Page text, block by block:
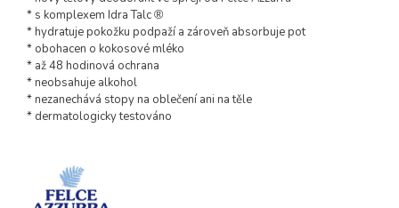
* s komplexem Idra Talc®
* hydratuje pokožku podpaží a zároveň absorbuje pot
* obohacen o kokosové mléko
* až 48 hodinová ochrana
* neobsahuje alkohol
* nezanechává stopy na oblečení ani na těle
* dermatologicky testováno